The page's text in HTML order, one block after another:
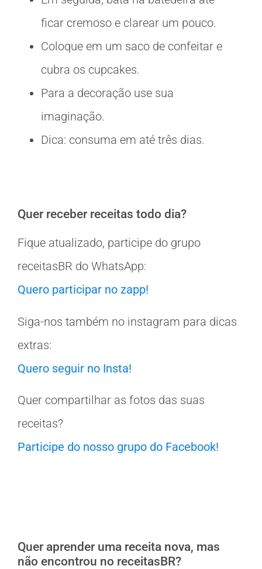
ficar cremoso e clarear um pouco.
Coloque em um saco de confeitar e
cubra os cupcakes.
Para a decoração use sua
imaginação.
Dica: consuma em até três dias.
Quer receber receitas todo dia?
Fique atualizado, participe do grupo
receitasBR do WhatsApp:
Quero participar no zapp!
Siga-nos também no instagram para dicas
extras:
Quero seguir no Insta!
Quer compartilhar as fotos das suas
receitas?
Participe do nosso grupo do Facebook!
Quer aprender uma receita nova, mas
não encontrou no receitasBR?